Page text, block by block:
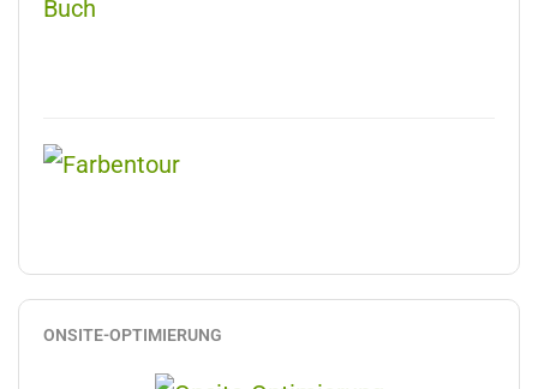
ONSITE-OPTIMIERUNG